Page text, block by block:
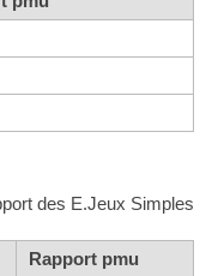
des E.Jeux Simples
Rapport pmu